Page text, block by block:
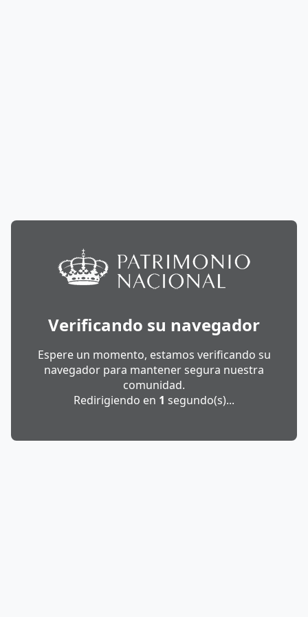
Verificando su navegador
Espere un momento, estamos verificando su
navegador para mantener segura nuestra
comunidad.
Redirigiendo en 1 segundo(s)...